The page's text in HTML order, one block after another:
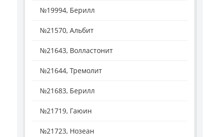
№19994, Берилл
№21570, Альбит
№21643, Волластонит
№21644, Тремолит
№21683, Берилл
№21719, Гаюин
№21723, Нозеан